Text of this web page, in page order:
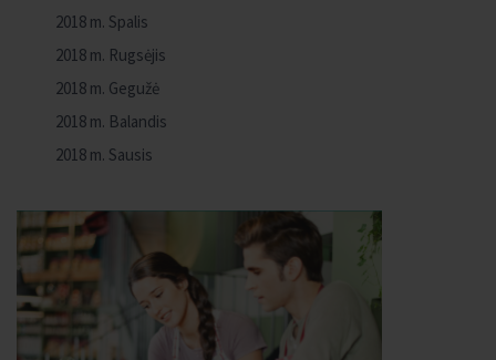
2018 m. Spalis
2018 m. Rugsėjis
2018 m. Gegužė
2018 m. Balandis
2018 m. Sausis